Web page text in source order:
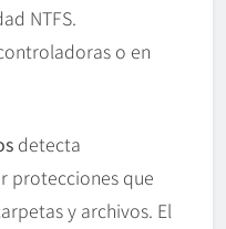
NTFS.
o en
detecta
protecciones que
y archivos. El